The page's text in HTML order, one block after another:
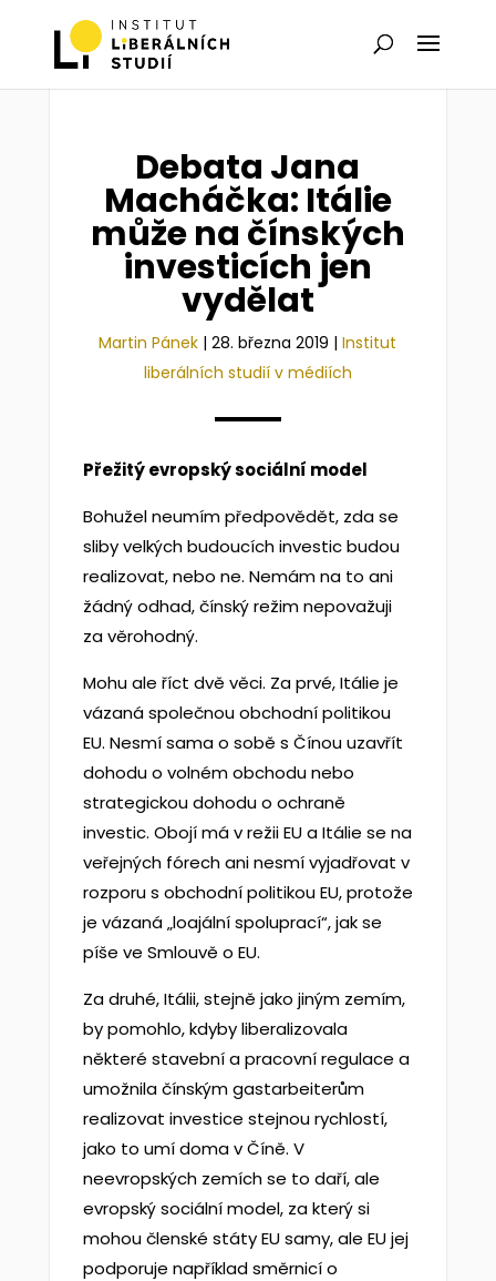
Debata Jana
Macháčka: Itálie
může na čínských
investicích jen
vydělat
Martin Pánek |28. března 2019 |Institut
liberálních studií v médiích
Přežitý evropský sociální model
Bohužel neumím předpovědět, zda se
sliby velkých budoucích investic budou
realizovat, nebo ne. Nemám na to ani
žádný odhad, čínský režim nepovažuji
za věrohodný.
Mohu ale říct dvě věci. Za prvé, Itálie je
vázaná společnou obchodní politikou
EU. Nesmí sama o sobě s Čínou uzavřít
dohodu o volném obchodu nebo
strategickou dohodu o ochraně
investic. Obojí má v režii EU a Itálie se na
veřejných fórech ani nesmí vyjadřovat v
rozporu s obchodní politikou EU, protože
je vázaná „loajální spoluprací“, jak se
píše ve Smlouvě o EU.
Za druhé, Itálii, stejně jako jiným zemím,
by pomohlo, kdyby liberalizovala
některé stavební a pracovní regulace a
umožnila čínským gastarbeiterům
realizovat investice stejnou rychlostí,
jako to umí doma v Číně. V
neevropských zemích se to daří, ale
evropský sociální model, za který si
mohou členské státy EU samy, ale EU jej
podporuje například směrnicí o